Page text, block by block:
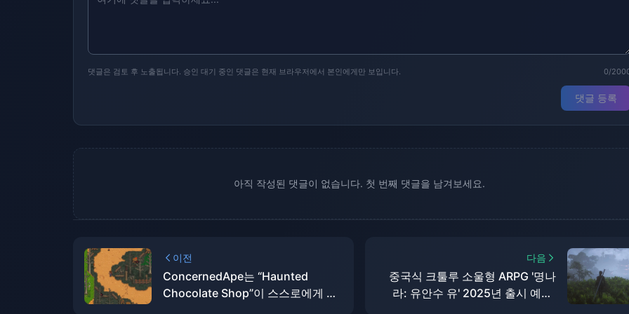
댓글은 검토 후 노출됩니다. 승인 대기 중인 댓글은 현재 브라우저에서 본인에게만 보입니다. 0/
댓글 등록
아직 작성된 댓글이 없습니다. 첫 번째 댓글을 남겨보세요.
이전
ConcernedApe는 “Haunted
Chocolate Shop”이 스스로에게 압
다음
중국식 크툴루 소울형 ARPG '명나
라: 유안수 유' 2025년 출시 예정,